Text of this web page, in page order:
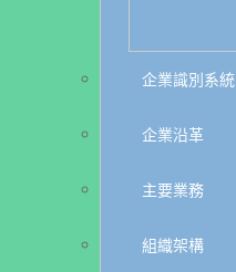
企業識別系統
企業沿革
主要業務
組織架構